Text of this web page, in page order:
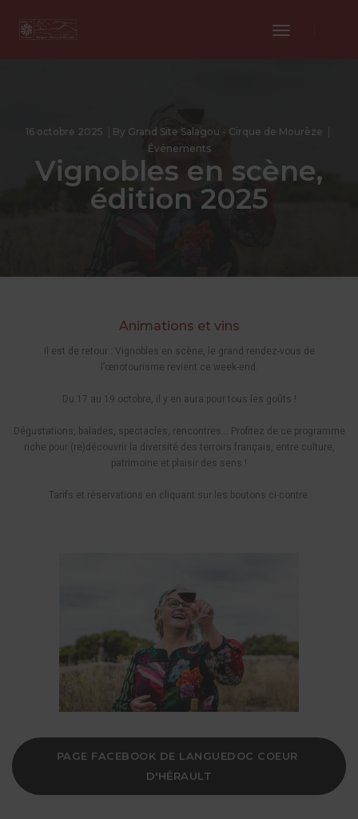
Toggle
16 octobre 2025 By Grand Site Salagou - Cirque de Mourèze
Événements
Vignobles en scène,
édition 2025
Animations et vins
Il est de retour : Vignobles en scène, le grand rendez-vous de
l’œnotourisme revient ce week-end.
Du 17 au 19 octobre, il y en aura pour tous les goûts !
Dégustations, balades, spectacles, rencontres… Profitez de ce programme
riche pour (re)découvrir la diversité des terroirs français, entre culture,
patrimoine et plaisir des sens !
Tarifs et réservations en cliquant sur les boutons ci-contre.
PAGE FACEBOOK DE LANGUEDOC COEUR
D'HÉRAULT